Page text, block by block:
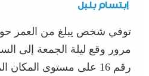
إبتسام بلبل
مرور وقع ليلة الجمعة إلى